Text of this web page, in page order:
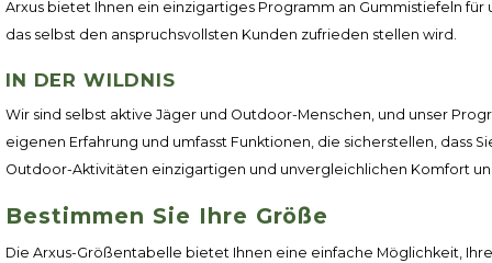
Arxus bietet Ihnen ein einzigartiges Programm an Gummistiefeln für
das selbst den anspruchsvollsten Kunden zufrieden stellen wird.
IN DER WILDNIS
Wir sind selbst aktive Jäger und Outdoor-Menschen, und unser
eigenen Erfahrung und umfasst Funktionen, die sicherstellen, dass
Outdoor-Aktivitäten einzigartigen und unvergleichlichen Komfort
Bestimmen Sie Ihre Größe
Die Arxus-Größentabelle bietet Ihnen eine einfache Möglichkeit,